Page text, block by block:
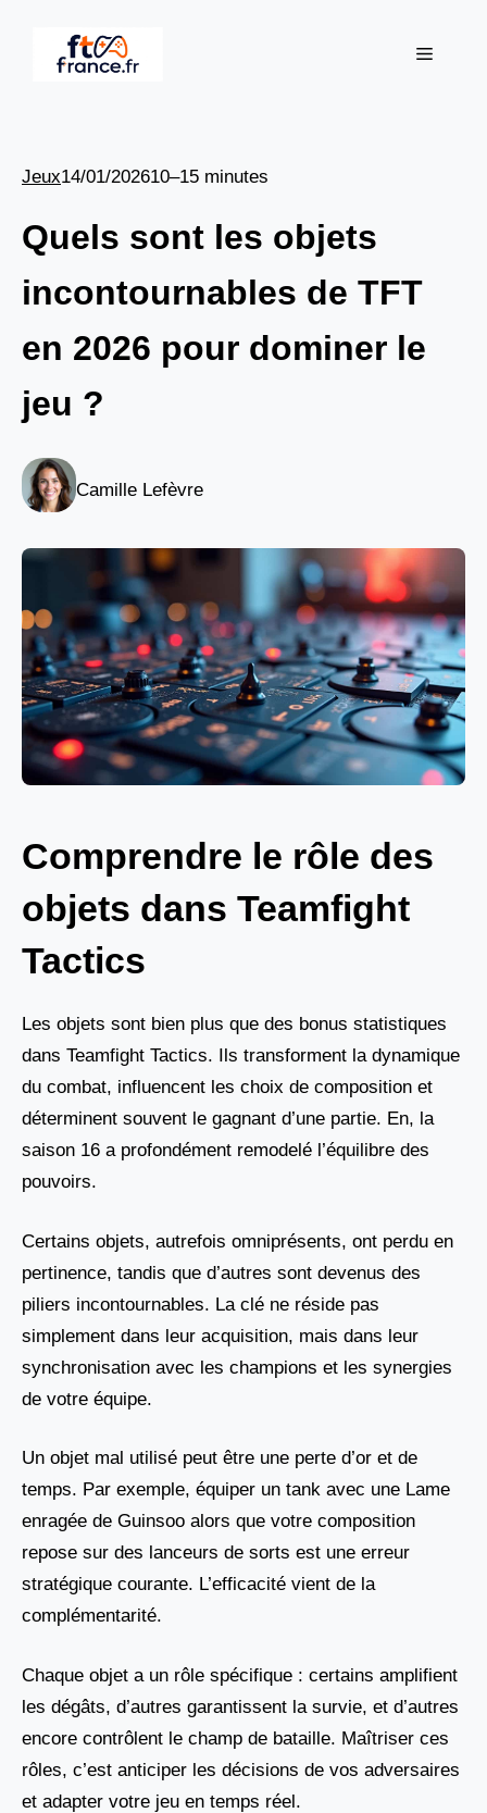
contenu
Menu
Jeux14/01/202610–15 minutes
Quels sont les objets
incontournables de TFT
en 2026 pour dominer le
jeu ?
Camille Lefèvre
Comprendre le rôle des
objets dans Teamfight
Tactics
Les objets sont bien plus que des bonus statistiques
dans Teamfight Tactics. Ils transforment la dynamique
du combat, influencent les choix de composition et
déterminent souvent le gagnant d’une partie. En, la
saison 16 a profondément remodelé l’équilibre des
pouvoirs.
Certains objets, autrefois omniprésents, ont perdu en
pertinence, tandis que d’autres sont devenus des
piliers incontournables. La clé ne réside pas
simplement dans leur acquisition, mais dans leur
synchronisation avec les champions et les synergies
de votre équipe.
Un objet mal utilisé peut être une perte d’or et de
temps. Par exemple, équiper un tank avec une Lame
enragée de Guinsoo alors que votre composition
repose sur des lanceurs de sorts est une erreur
stratégique courante. L’efficacité vient de la
complémentarité.
Chaque objet a un rôle spécifique : certains amplifient
les dégâts, d’autres garantissent la survie, et d’autres
encore contrôlent le champ de bataille. Maîtriser ces
rôles, c’est anticiper les décisions de vos adversaires
et adapter votre jeu en temps réel.